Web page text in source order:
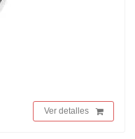
Ver detalles